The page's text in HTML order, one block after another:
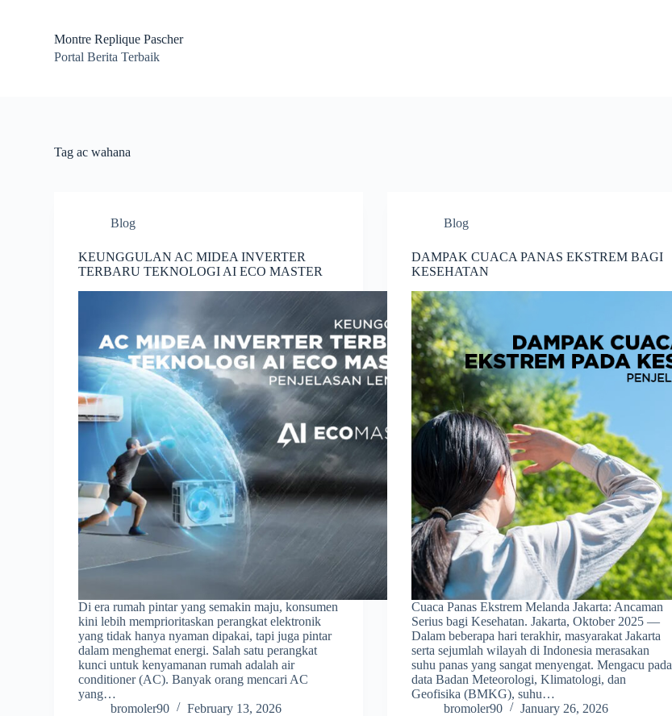
Montre Replique Pascher
Portal Berita Terbaik
Tag ac wahana
Blog
KEUNGGULAN AC MIDEA INVERTER
TERBARU TEKNOLOGI AI ECO MASTER
Di era rumah pintar yang semakin maju, konsumen
kini lebih memprioritaskan perangkat elektronik
yang tidak hanya nyaman dipakai, tapi juga pintar
dalam menghemat energi. Salah satu perangkat
kunci untuk kenyamanan rumah adalah air
conditioner (AC). Banyak orang mencari AC
yang…
bromoler90
February 13, 2026
Blog
DAMPAK CUACA PANAS EKSTREM BAGI
KESEHATAN
Cuaca Panas Ekstrem Melanda Jakarta: Ancaman
Serius bagi Kesehatan. Jakarta, Oktober 2025 —
Dalam beberapa hari terakhir, masyarakat Jakarta
serta sejumlah wilayah di Indonesia merasakan
suhu panas yang sangat menyengat. Mengacu pada
data Badan Meteorologi, Klimatologi, dan
Geofisika (BMKG), suhu…
bromoler90
January 26, 2026